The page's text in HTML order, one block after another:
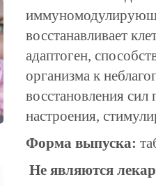
восстанавливает
адаптоген,
организма к
восстановления
настроения,
Форма выпуска:
Не являются